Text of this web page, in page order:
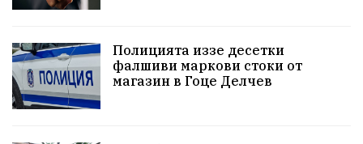
РСПБЗН Красивите медии
досъдебно производство Добро дело
Благотворителност Апостол Апостолов
Полицията иззе десетки
фалшиви маркови стоки от
магазин в Гоце Делчев